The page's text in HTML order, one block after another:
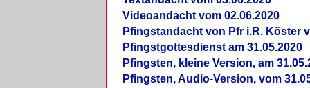
Videoandacht vom 02.06.2020
Pfingstandacht von Pfr i.R. Köster
Pfingstgottesdienst am 31.05.2020
Pfingsten, kleine Version, am
Pfingsten, Audio-Version, vom